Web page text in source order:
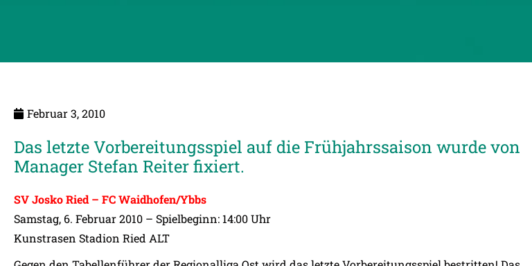
Februar 3, 2010
Das letzte Vorbereitungsspiel auf die Frühjahrssaison wurde von
Manager Stefan Reiter fixiert.
SV Josko Ried – FC Waidhofen/Ybbs
Samstag, 6. Februar 2010 – Spielbeginn: 14:00 Uhr
Kunstrasen Stadion Ried ALT